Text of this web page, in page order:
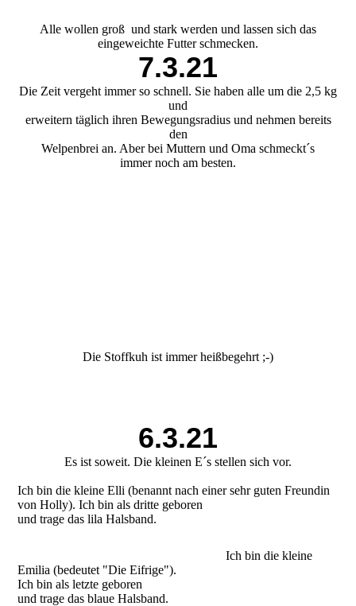
Alle wollen groß und stark werden und lassen sich das
eingeweichte Futter schmecken.
7.3.21
Die Zeit vergeht immer so schnell. Sie haben alle um die 2,5 kg
und
erweitern täglich ihren Bewegungsradius und nehmen bereits
den
Welpenbrei an. Aber bei Muttern und Oma schmeckt´s
immer noch am besten.
Die Stoffkuh ist immer heißbegehrt ;-)
6.3.21
Es ist soweit. Die kleinen E´s stellen sich vor.
Ich bin die kleine Elli (benannt nach einer sehr guten Freundin
von Holly). Ich bin als dritte geboren
und trage das lila Halsband.
Ich bin die kleine
Emilia (bedeutet "Die Eifrige").
Ich bin als letzte geboren
und trage das blaue Halsband.